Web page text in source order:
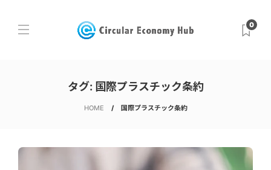
0
タグ: 国際プラスチック条約
HOME 国際プラスチック条約